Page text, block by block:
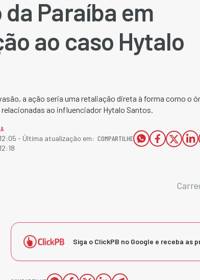
Paraíba em
ao caso Hytalo
a ação seria uma retaliação direta à forma como o
ao influenciador Hytalo Santos.
- Última atualização em: COMPARTILHE
Siga o ClickPB no Google e receba as